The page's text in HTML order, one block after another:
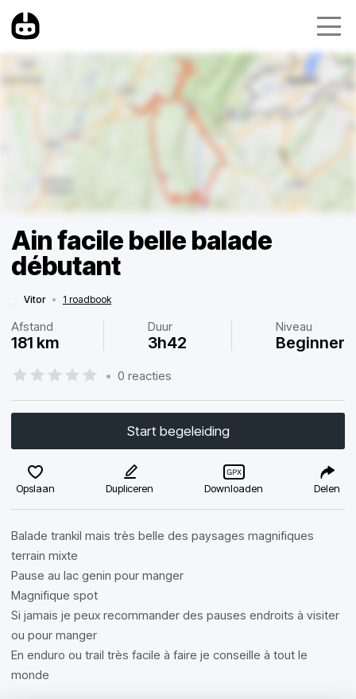
Ain facile belle balade
débutant
Vitor • 1 roadbook
Afstand
181 km
Duur
3h42
Niveau
Beginner
• 0 reacties
Start begeleiding
Opslaan Dupliceren Downloaden Delen
Balade trankil mais très belle des paysages magnifiques
terrain mixte
Pause au lac genin pour manger
Magnifique spot
Si jamais je peux recommander des pauses endroits à visiter
ou pour manger
En enduro ou trail très facile à faire je conseille à tout le
monde